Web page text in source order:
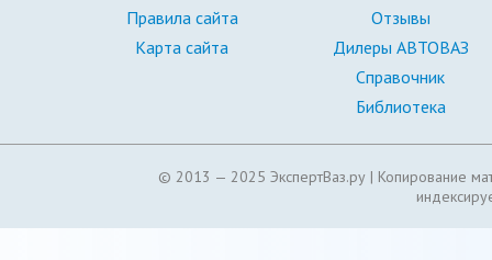
Правила сайта
Карта сайта
Отзывы
Дилеры АВТОВАЗ
Справочник
Библиотека
© 2013 — 2025 ЭкспертВаз.ру | Копирование